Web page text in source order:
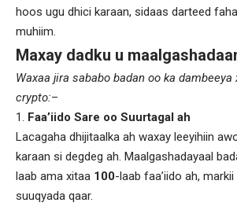
hoos ugu dhici karaan, sidaas darteed
muhiim.
Maxay dadku u
Waxaa jira sababo badan oo ka
crypto:–
Faa’iido Sare oo Suurtagal ah
Lacagaha dhijitaalka ah waxay leeyihiin
karaan si degdeg ah. Maalgashadayaal
laab ama xitaa 100-laab faa’iido ah,
suuqyada qaar.